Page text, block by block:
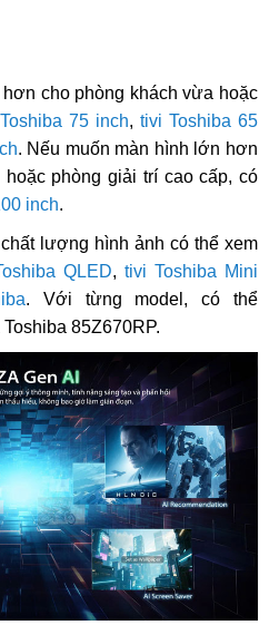
cho phòng khách vừa hoặc
75 inch, tivi Toshiba 65
. Nếu muốn màn hình lớn hơn
phòng giải trí cao cấp, có
inch.
lượng hình ảnh có thể xem
QLED, tivi Toshiba Mini
. Với từng model, có thể
85Z670RP.